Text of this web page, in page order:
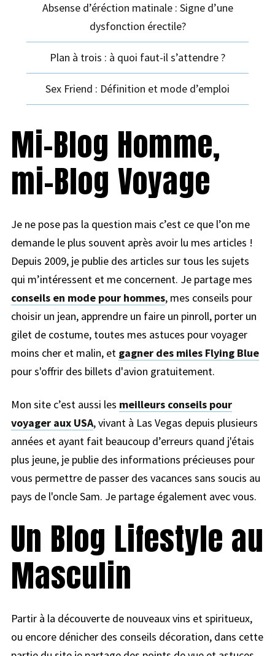
Absense d’éréction matinale : Signe d’une
dysfonction érectile?
Plan à trois : à quoi faut-il s’attendre ?
Sex Friend : Définition et mode d’emploi
Mi-Blog Homme,
mi-Blog Voyage
Je ne pose pas la question mais c’est ce que l’on me
demande le plus souvent après avoir lu mes articles !
Depuis 2009, je publie des articles sur tous les sujets
qui m’intéressent et me concernent. Je partage mes
conseils en mode pour hommes, mes conseils pour
choisir un jean, apprendre un faire un pinroll, porter un
gilet de costume, toutes mes astuces pour voyager
moins cher et malin, et gagner des miles Flying Blue
pour s'offrir des billets d'avion gratuitement.
Mon site c’est aussi les meilleurs conseils pour
voyager aux USA, vivant à Las Vegas depuis plusieurs
années et ayant fait beaucoup d’erreurs quand j'étais
plus jeune, je publie des informations précieuses pour
vous permettre de passer des vacances sans soucis au
pays de l'oncle Sam. Je partage également avec vous.
Un Blog Lifestyle au
Masculin
Partir à la découverte de nouveaux vins et spiritueux,
ou encore dénicher des conseils décoration, dans cette